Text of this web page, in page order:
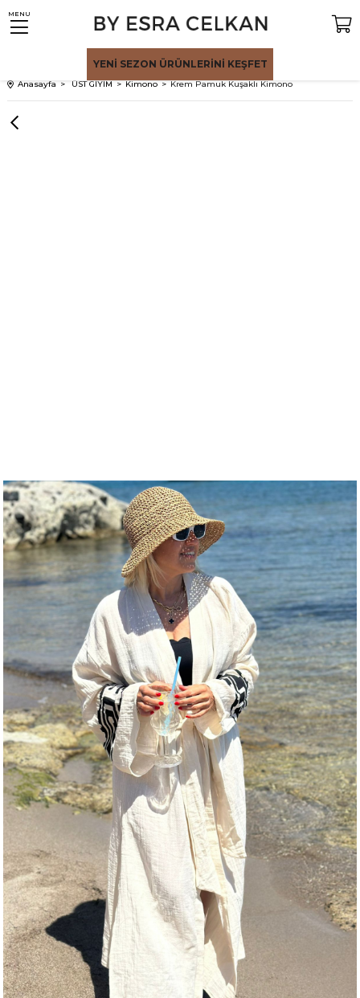
MENU
YENİ SEZON ÜRÜNLERİNİ KEŞFET
Anasayfa ÜST GİYİM Kimono Krem Pamuk Kuşaklı Kimono